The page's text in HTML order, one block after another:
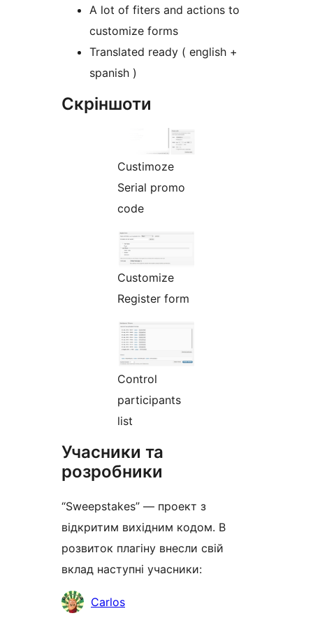
A lot of fiters and actions to
customize forms
Translated ready ( english +
spanish )
Скріншоти
Custimoze
Serial promo
code
Customize
Register form
Control
participants
list
Учасники та
розробники
“Sweepstakes” — проект з
відкритим вихідним кодом. В
розвиток плагіну внесли свій
вклад наступні учасники:
Учасники
Carlos